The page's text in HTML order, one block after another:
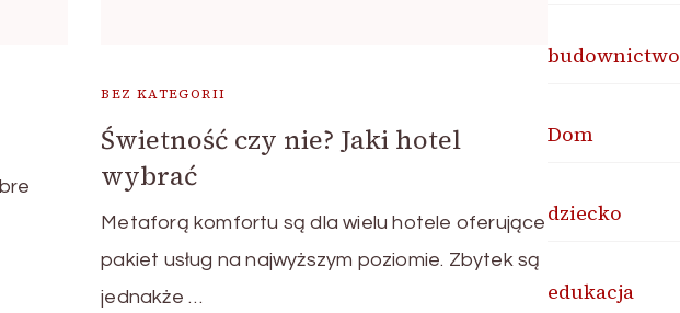
BEZ KATEGORII
Świetność czy nie? Jaki hotel
wybrać
Metaforą komfortu są dla wielu hotele oferujące
pakiet usług na najwyższym poziomie. Zbytek są
jednakże …
budownictwo
Dom
dziecko
edukacja